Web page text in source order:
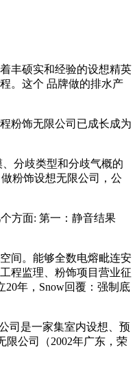
丰硕实和经验的设想精英
。这个 品牌做的排水产
粉饰无限公司已成长成为
分歧类型和分歧气概的
粉饰设想无限公司，公
方面: 第一：静音结果
间。能够全数电熔毗连安
程监理、粉饰项目营业征
年，Snow回覆：强制底
司是一家集室内设想、预
限公司（2002年广东，荣